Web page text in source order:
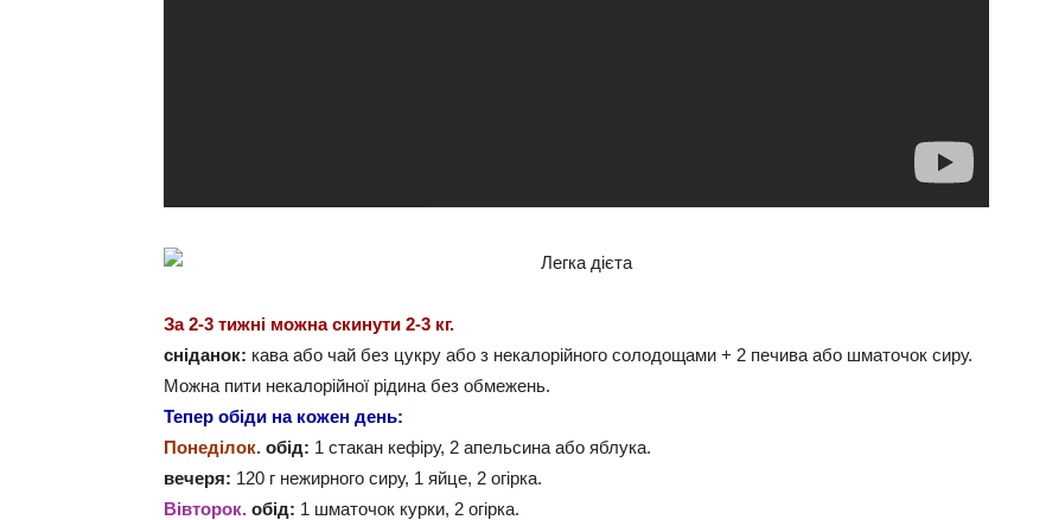
За 2-3 тижні можна скинути 2-3 кг.
сніданок: кава або чай без цукру або з некалорійного солодощами + 2 печива або шматочок сиру.
Можна пити некалорійної рідина без обмежень.
Тепер обіди на кожен день:
Понеділок. обід: 1 стакан кефіру, 2 апельсина або яблука.
вечеря: 120 г нежирного сиру, 1 яйце, 2 огірка.
Вівторок. обід: 1 шматочок курки, 2 огірка.